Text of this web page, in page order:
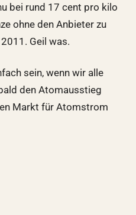
bei rund 17 cent pro kilo
ohne den Anbieter zu
Geil was.
sein, wenn wir alle
den Atomausstieg
Markt für Atomstrom